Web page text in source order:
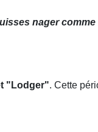
nager
"Lodger". Cette